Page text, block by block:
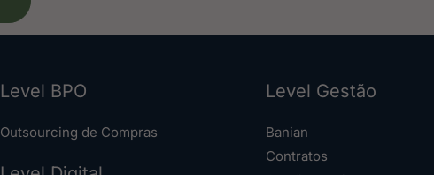
Level BPO
Outsourcing de Compras
Level Gestão
Banian
Contratos